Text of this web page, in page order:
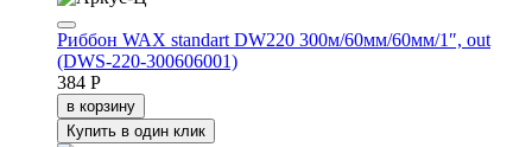
Риббон WAX standart DW220 300м/60мм/60мм/1″, out
(DWS-220-300606001)
384 Р
в корзину
Купить в один клик